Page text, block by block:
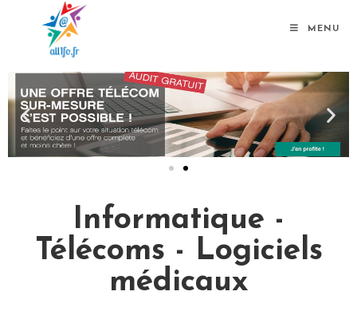
MENU
Informatique -
Télécoms - Logiciels
médicaux